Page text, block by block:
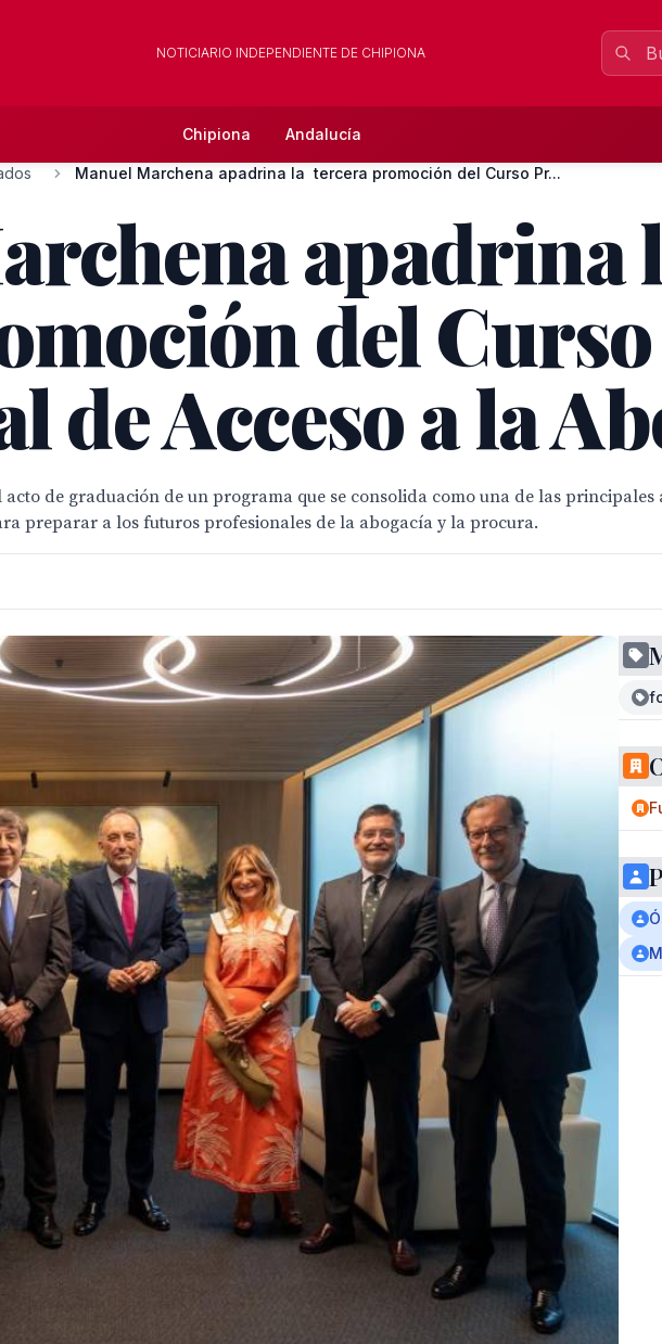
NOTICIARIO INDEPENDIENTE DE CHIPIONA
Chipiona Andalucía
Manuel Marchena apadrina la tercera promoción del Curso Pr...
apadrina
del Curso
de Acceso a la
de graduación de un programa que se consolida como una de las principales
preparar a los futuros profesionales de la abogacía y la procura.